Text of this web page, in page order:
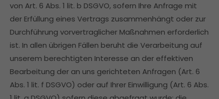
von Art. 6 Abs. 1 lit. b DSGVO, sofern Ihre Anfrage mit
der Erfüllung eines Vertrags zusammenhängt oder zur
Durchführung vorvertraglicher Maßnahmen erforderlich
ist. In allen übrigen Fällen beruht die Verarbeitung auf
unserem berechtigten Interesse an der effektiven
Bearbeitung der an uns gerichteten Anfragen (Art. 6
Abs. 1 lit. f DSGVO) oder auf Ihrer Einwilligung (Art. 6 Abs.